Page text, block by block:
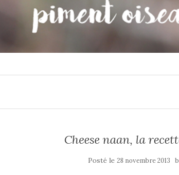
Cheese naan, la
Posté le 28 novembre 2013